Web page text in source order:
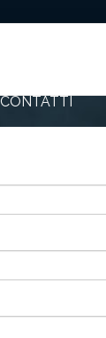
CONTATTI